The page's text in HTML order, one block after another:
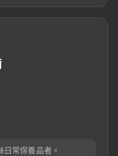
日常保養品者。